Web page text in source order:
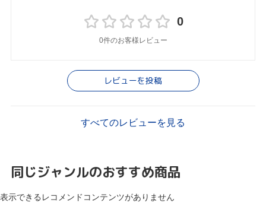
0
0件のお客様レビュー
レビューを投稿
すべてのレビューを見る
同じジャンルのおすすめ商品
表示できるレコメンドコンテンツがありません